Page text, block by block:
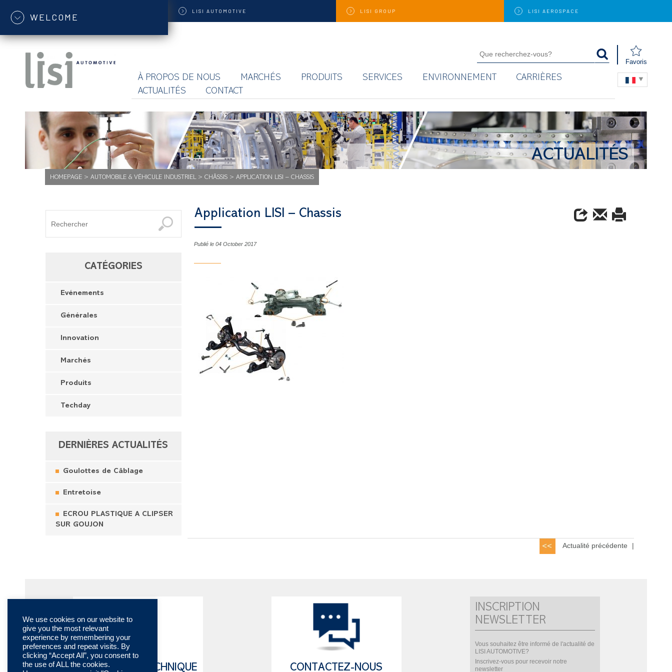
WELCOME
LISI AUTOMOTIVE LISI GROUP LISI AEROSPACE
Favoris
À PROPOS DE NOUS MARCHÉS PRODUITS SERVICES ENVIRONNEMENT
CARRIÈRES
ACTUALITÉS
CONTACT
ACTUALITÉS
HOMEPAGE> AUTOMOBILE & VÉHICULE INDUSTRIEL> CHÂSSIS> APPLICATION LISI – CHASSIS
CATÉGORIES
Evénements
Générales
Innovation
Marchés
Produits
Techday
DERNIÈRES ACTUALITÉS
Goulottes de Câblage
Entretoise
ECROU PLASTIQUE A CLIPSER
SUR GOUJON
Application LISI – Chassis
Publié le 04 October 2017
Actualité précédente |
CATALOGUE TECHNIQUE CONTACTEZ-NOUS
INSCRIPTION
NEWSLETTER
Vous souhaitez être informé de l'actualité de
LISI AUTOMOTIVE?
Inscrivez-vous pour recevoir notre
newsletter
We use cookies on our website to
give you the most relevant
experience by remembering your
preferences and repeat visits. By
clicking “Accept All”, you consent to
the use of ALL the cookies.